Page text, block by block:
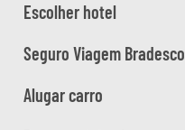
Escolher hotel
Seguro Viagem Bradesco
Alugar carro